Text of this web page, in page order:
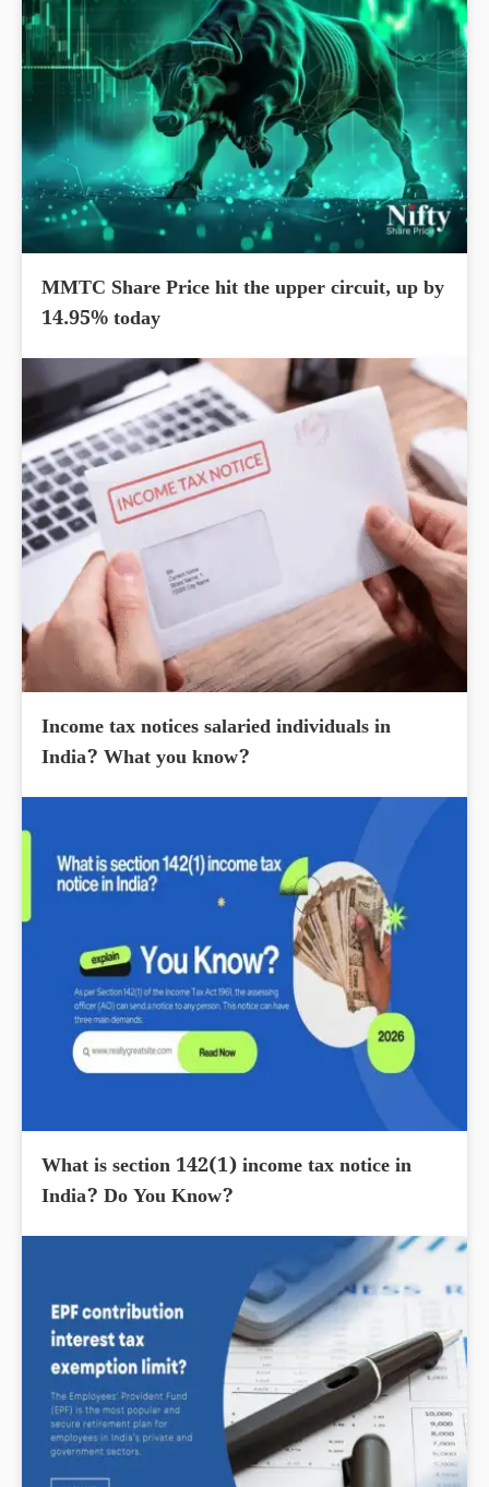
MMTC Share Price hit the upper circuit, up by
14.95% today
Income tax notices salaried individuals in
India? What you know?
What is section 142(1) income tax notice in
India? Do You Know?